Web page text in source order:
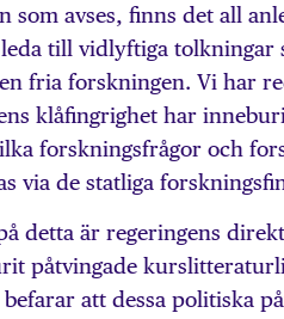
som avses, finns det all
till vidlyftiga tolkningar
fria forskningen. Vi har
klåfingrighet har
forskningsfrågor och
via de statliga
detta är regeringens
påtvingade
att dessa politiska